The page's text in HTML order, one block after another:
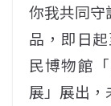
你我共同守
品，即日
民博物館
展」展出